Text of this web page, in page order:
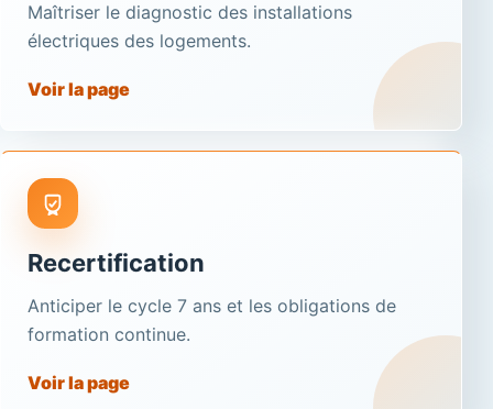
Maîtriser le diagnostic des installations
électriques des logements.
Voir la page
Recertification
Anticiper le cycle 7 ans et les obligations de
formation continue.
Voir la page